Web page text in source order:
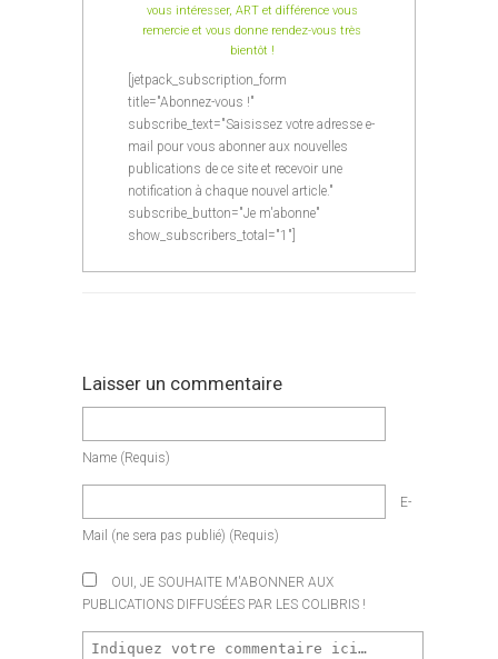
vous intéresser, ART et différence vous
remercie et vous donne rendez-vous très
bientôt !
[jetpack_subscription_form
title="Abonnez-vous !"
subscribe_text="Saisissez votre adresse e-
mail pour vous abonner aux nouvelles
publications de ce site et recevoir une
notification à chaque nouvel article."
subscribe_button="Je m'abonne"
show_subscribers_total="1"]
Laisser un commentaire
Name (requis)
E-
Mail (ne sera pas publié) (requis)
OUI, JE SOUHAITE M'ABONNER AUX
PUBLICATIONS DIFFUSÉES PAR LES COLIBRIS !